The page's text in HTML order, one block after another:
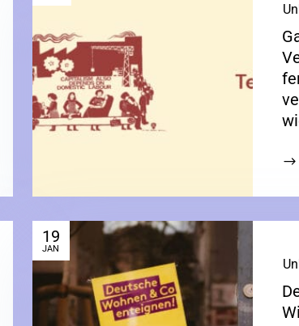
|
19
JAN
|